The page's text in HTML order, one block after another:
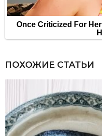
ПОХОЖИЕ СТАТЬИ